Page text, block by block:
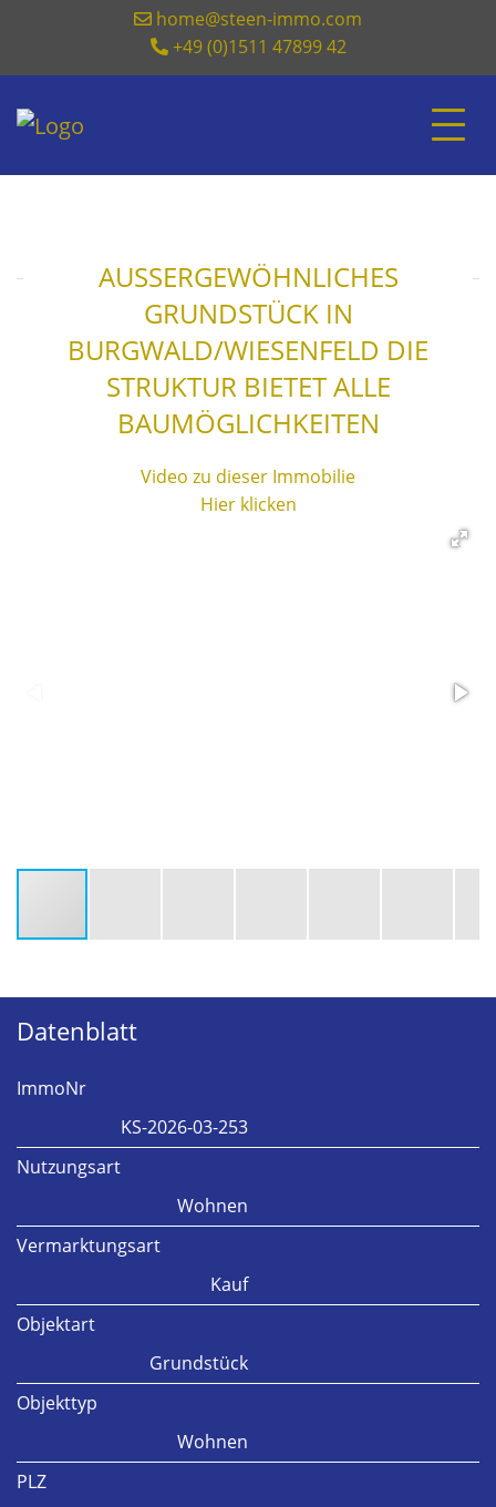
home@steen-immo.com
+49 (0)1511 47899 42
AUSSERGEWÖHNLICHES G
RUNDSTÜCK IN B
URGWALD/WIESENFELD DIE S
TRUKTUR BIETET ALLE B
AUMÖGLICHKEITEN
Video zu dieser Immobilie
Hier klicken
Datenblatt
ImmoNr
KS-2026-03-253
Nutzungsart
Wohnen
Vermarktungsart
Kauf
Objektart
Grundstück
Objekttyp
Wohnen
PLZ